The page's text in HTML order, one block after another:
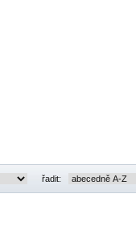
řadit: